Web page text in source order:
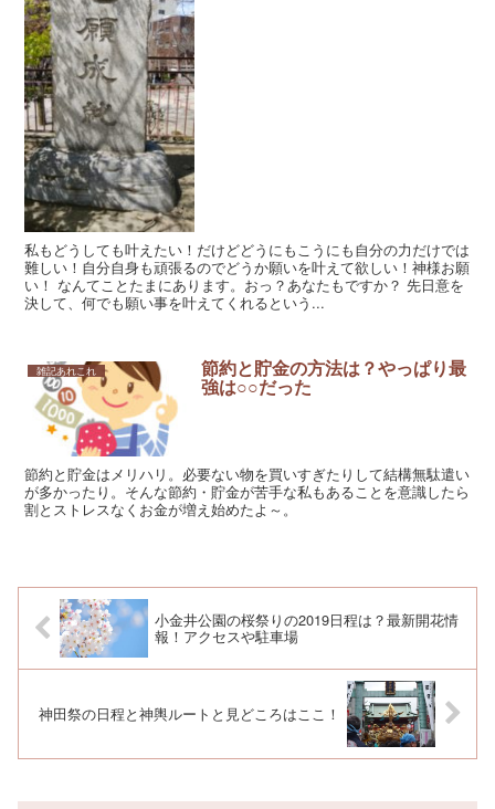
私もどうしても叶えたい！だけどどうにもこうにも自分の力だけでは
難しい！自分自身も頑張るのでどうか願いを叶えて欲しい！神様お願
い！ なんてことたまにあります。おっ？あなたもですか？ 先日意を
決して、何でも願い事を叶えてくれるという...
雑記あれこれ 節約と貯金の方法は？やっぱり最
強は○○だった
節約と貯金はメリハリ。必要ない物を買いすぎたりして結構無駄遣い
が多かったり。そんな節約・貯金が苦手な私もあることを意識したら
割とストレスなくお金が増え始めたよ～。
小金井公園の桜祭りの2019日程は？最新開花情
報！アクセスや駐車場
神田祭の日程と神輿ルートと見どころはここ！